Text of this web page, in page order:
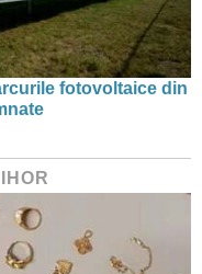
fotovoltaice din